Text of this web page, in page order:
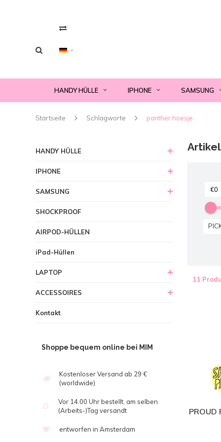
HANDY HÜLLE IPHONE SAMSUNG
Startseite Schlagworte panther hoesje
HANDY HÜLLE
IPHONE
SAMSUNG
SHOCKPROOF
AIRPOD-HÜLLEN
iPad-Hüllen
LAPTOP
ACCESSOIRES
Kontakt
Shoppe bequem online bei MIM
Kostenloser Versand ab 29 €
(worldwide)
Vor 14.00 Uhr bestellt, am selben
(Arbeits-)Tag versandt
entworfen in Amsterdam
11
PROUD